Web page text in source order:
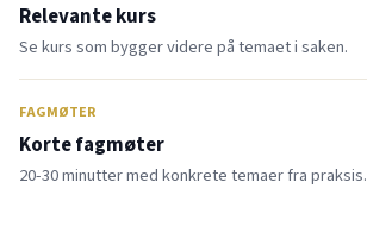
Relevante kurs
Se kurs som bygger videre på temaet i saken.
FAGMØTER
Korte fagmøter
20-30 minutter med konkrete temaer fra praksis.